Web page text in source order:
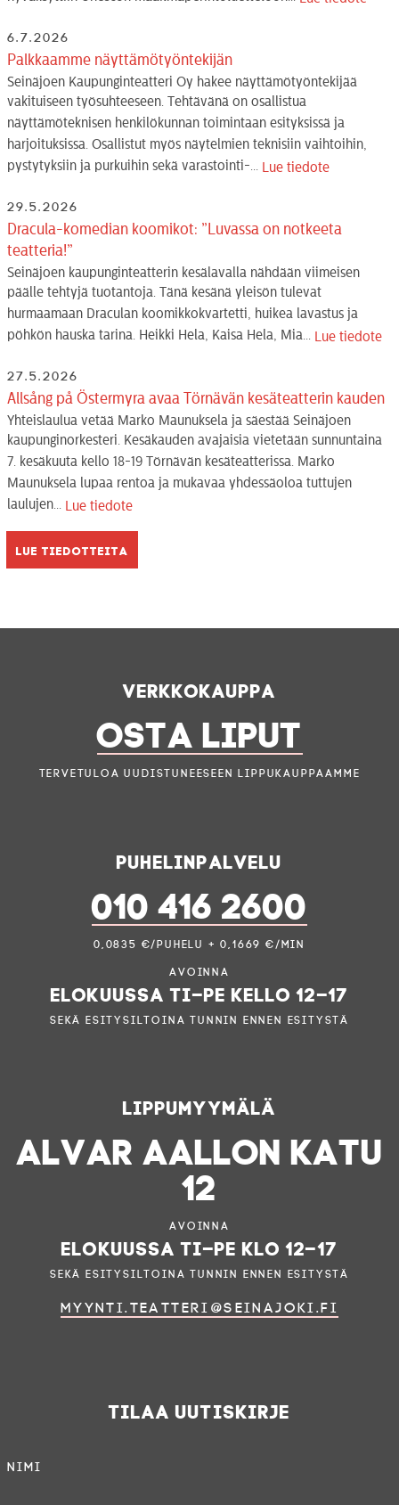
6.7.2026
Palkkaamme näyttämötyöntekijän
Seinäjoen Kaupunginteatteri Oy hakee näyttämötyöntekijää
vakituiseen työsuhteeseen. Tehtävänä on osallistua
näyttämöteknisen henkilökunnan toimintaan esityksissä ja
harjoituksissa. Osallistut myös näytelmien teknisiin vaihtoihin,
pystytyksiin ja purkuihin sekä varastointi-...
Lue tiedote
29.5.2026
Dracula-komedian koomikot: ”Luvassa on notkeeta
teatteria!”
Seinäjoen kaupunginteatterin kesälavalla nähdään viimeisen
päälle tehtyjä tuotantoja. Tänä kesänä yleisön tulevat
hurmaamaan Draculan koomikkokvartetti, huikea lavastus ja
pöhkön hauska tarina. Heikki Hela, Kaisa Hela, Mia...
Lue tiedote
27.5.2026
Allsång på Östermyra avaa Törnävän kesäteatterin kauden
Yhteislaulua vetää Marko Maunuksela ja säestää Seinäjoen
kaupunginorkesteri. Kesäkauden avajaisia vietetään sunnuntaina
7. kesäkuuta kello 18-19 Törnävän kesäteatterissa. Marko
Maunuksela lupaa rentoa ja mukavaa yhdessäoloa tuttujen
laulujen...
Lue tiedote
Lue tiedotteita
Verkkokauppa
OSTA LIPUT
Tervetuloa uudistuneeseen lippukauppaamme
Puhelinpalvelu
010 416 2600
0,0835 €/puhelu + 0,1669 €/min
Avoinna
elokuussa ti–pe kello 12–17
sekä esitysiltoina tunnin ennen esitystä
Lippumyymälä
ALVAR AALLON KATU
12
Avoinna
elokuussa ti–pe klo 12–17
sekä esitysiltoina tunnin ennen esitystä
myynti.teatteri@seinajoki.fi
Tilaa uutiskirje
Nimi